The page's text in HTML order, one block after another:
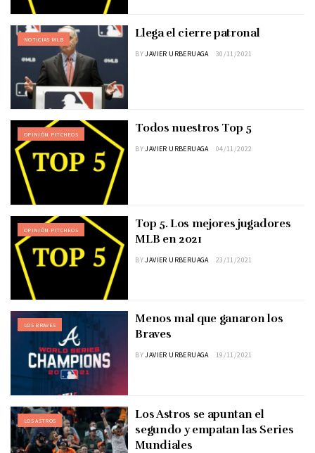
NOTICIAS MLB Llega el cierre patronal
BYJAVIER URBERUAGA 30/11/2021
OPINIÓN PITCHEOS Todos nuestros Top 5
BYJAVIER URBERUAGA 04/11/2022
OPINIÓN PITCHEOS
Top 5. Los mejores jugadores
MLB en 2021
BYJAVIER URBERUAGA 23/11/2021
LOS BRAVES
Menos mal que ganaron los
Braves
BYJAVIER URBERUAGA 19/11/2021
LOS ASTROS
Los Astros se apuntan el
segundo y empatan las Series
Mundiales